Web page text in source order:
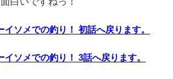
ソメでの釣り！ 初話へ戻ります。
ソメでの釣り！ 3話へ戻ります。